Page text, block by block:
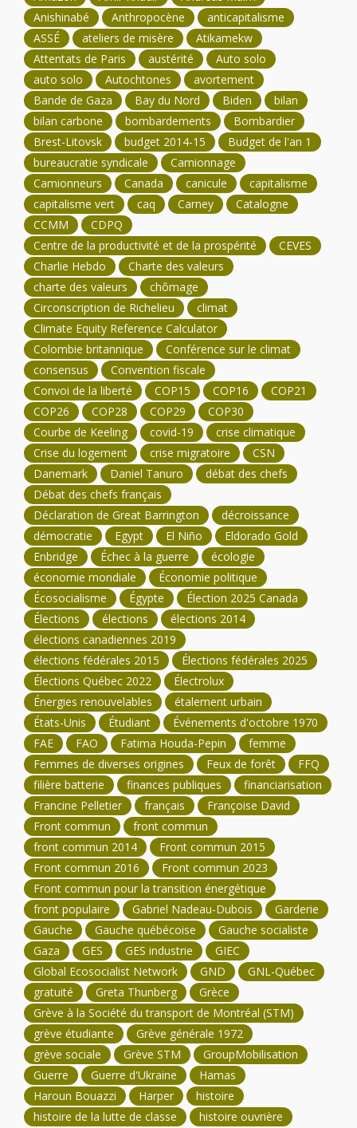
Anishinabé
Anthropocène
anticapitalisme
ASSÉ
ateliers de misère
Atikamekw
Attentats de Paris
austérité
Auto solo
auto solo
Autochtones
avortement
Bande de Gaza
Bay du Nord Biden
bilan
bilan carbone
bombardements
Bombardier
Brest-Litovsk
budget 2014-15
Budget de l'an 1
bureaucratie syndicale
Camionnage
Camionneurs
Canada canicule
capitalisme
capitalisme vert
caq Carney
Catalogne
CCMM
CDPQ
Centre de la productivité et de la prospérité
CEVES
Charlie Hebdo
Charte des valeurs
charte des valeurs
chômage
Circonscription de Richelieu
climat
Climate Equity Reference Calculator
Colombie britannique
Conférence sur le climat
consensus
Convention fiscale
Convoi de la liberté
COP15 COP16
COP21
COP26
COP28 COP29
COP30
Courbe de Keeling
covid-19
crise climatique
Crise du logement
crise migratoire
CSN
Danemark
Daniel Tanuro
débat des chefs
Débat des chefs français
Déclaration de Great Barrington
décroissance
démocratie
Egypt El Niño
Eldorado Gold
Enbridge
Échec à la guerre
écologie
économie mondiale
Économie politique
Écosocialisme
Égypte
Élection 2025 Canada
Élections
élections
élections 2014
élections canadiennes 2019
élections fédérales 2015
Élections fédérales 2025
Élections Québec 2022
Électrolux
Énergies renouvelables
étalement urbain
États-Unis
Étudiant
Événements d'octobre 1970
FAE
FAO Fatima Houda-Pepin
femme
Femmes de diverses origines
Feux de forêt
FFQ
filière batterie
finances publiques
financiarisation
Francine Pelletier
français
Françoise David
Front commun
front commun
front commun 2014
Front commun 2015
Front commun 2016
Front commun 2023
Front commun pour la transition énergétique
front populaire
Gabriel Nadeau-Dubois
Garderie
Gauche
Gauche québécoise
Gauche socialiste
Gaza
GES GES industrie
GIEC
Global Ecosocialist Network
GND
GNL-Québec
gratuité
Greta Thunberg
Grèce
Grève à la Société du transport de Montréal (STM)
grève étudiante
Grève générale 1972
grève sociale
Grève STM
GroupMobilisation
Guerre
Guerre d'Ukraine
Hamas
Haroun Bouazzi
Harper
histoire
histoire de la lutte de classe
histoire ouvrière